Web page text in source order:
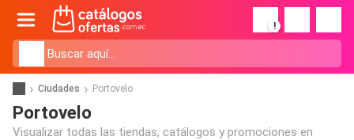
!
Ciudades Portovelo
Portovelo
Visualizar todas las tiendas, catálogos y promociones en